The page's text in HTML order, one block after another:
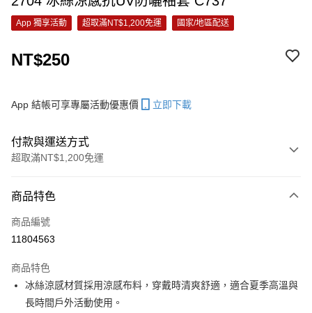
App 獨享活動 超取滿NT$1,200免運 國家/地區配送
NT$250
App 結帳可享專屬活動優惠價 立即下載
付款與運送方式
超取滿NT$1,200免運
信用卡一次付款
信用卡分期付款
合作金庫商業銀行
華南商業銀行
彰化商業銀行
上海商業儲蓄銀行
超商取貨付款
Apple Pay
商品特色
商品編號
11804563
商品特色
冰絲涼感材質採用涼感布料，穿戴時清爽舒適，適合夏季高溫與
長時間戶外活動使用。